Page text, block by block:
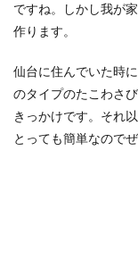
ですね。しかし我が
作ります。
仙台に住んでいた時
のタイプのたこわさ
きっかけです。それ
とっても簡単なので